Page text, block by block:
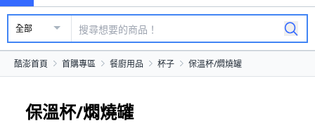
全部
酷澎首頁 首購專區 餐廚用品 杯子 保溫杯/燜燒罐
保溫杯/燜燒罐